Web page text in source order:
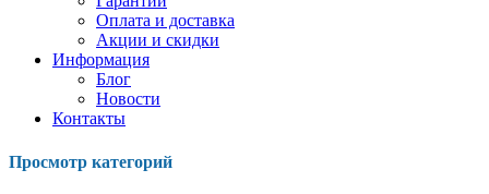
Оплата и доставка
Акции и скидки
Информация
Блог
Новости
Контакты
Просмотр категорий